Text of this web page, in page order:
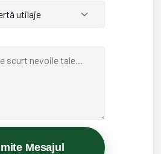
utilaje
Mesajul